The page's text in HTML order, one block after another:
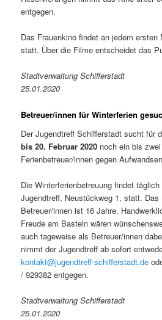
entgegen.
Das Frauenkino findet an jedem
statt. Über die Filme entscheidet das
Stadtverwaltung Schifferstadt
25.01.2020
Betreuer/innen für Winterferien
Der Jugendtreff Schifferstadt sucht für
bis 20. Februar 2020 noch ein bis
Ferienbetreuer/innen gegen
Die Winterferienbetreuung findet
Jugendtreff, Neustückweg 1, statt. Das
Betreuer/innen ist 16 Jahre.
Freude am Basteln wären
auch tageweise als Betreuer/innen
nimmt der Jugendtreff ab sofort
kontakt@jugendtreff-schifferstadt.de
/ 929382 entgegen.
Stadtverwaltung Schifferstadt
25.01.2020